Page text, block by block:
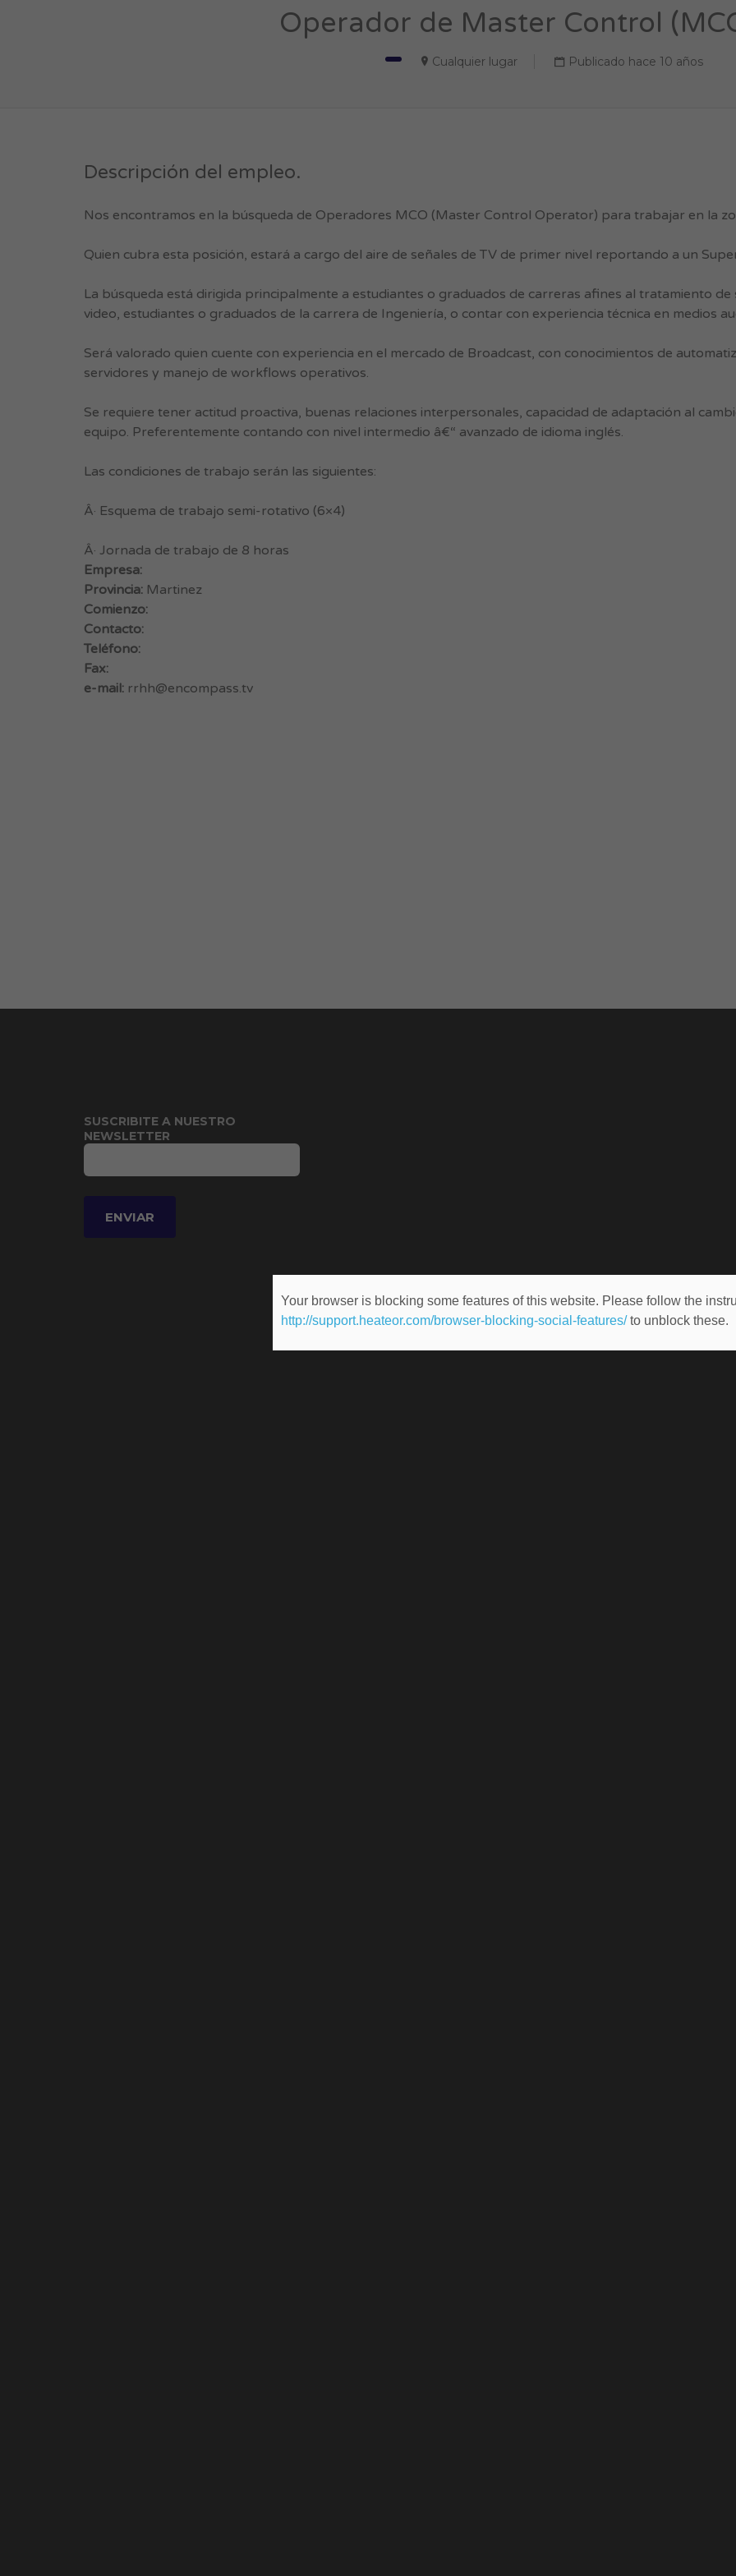
Operador de Master Control
Cualquier lugar Publicado hace 10 años
Descripción del empleo.
Nos encontramos en la búsqueda de Operadores MCO (Master Control Operator) para trabajar en la
Quien cubra esta posición, estará a cargo del aire de señales de TV de primer nivel reportando a un
La búsqueda está dirigida principalmente a estudiantes o graduados de carreras afines al tratamiento de
video, estudiantes o graduados de la carrera de Ingeniería, o contar con experiencia técnica en medios
Será valorado quien cuente con experiencia en el mercado de Broadcast, con conocimientos de
servidores y manejo de workflows operativos.
Se requiere tener actitud proactiva, buenas relaciones interpersonales, capacidad de adaptación al
equipo. Preferentemente contando con nivel intermedio â€“ avanzado de idioma inglés.
Las condiciones de trabajo serán las siguientes:
Â· Esquema de trabajo semi-rotativo (6×4)
Â· Jornada de trabajo de 8 horas
Empresa:
Provincia: Martinez
Comienzo:
Contacto:
Teléfono:
Fax:
e-mail: rrhh@encompass.tv
SUSCRIBITE A NUESTRO
NEWSLETTER
Your browser is blocking some features of this website. Please follow the
http://support.heateor.com/browser-blocking-social-features/to unblock these.